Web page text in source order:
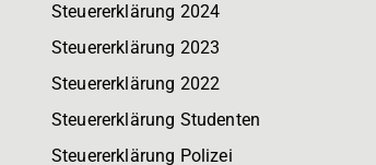
Steuererklärung 2024
Steuererklärung 2023
Steuererklärung 2022
Steuererklärung Studenten
Steuererklärung Polizei